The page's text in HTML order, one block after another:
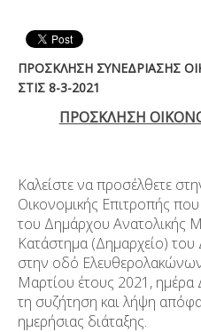
ΠΡΟΣΚΛΗΣΗ ΣΥΝΕΔΡΙΑΣΗΣ
ΣΤΙΣ 8-3-2021
ΠΡΟΣΚΛΗΣΗ
Καλείστε να προσέλθετε
Οικονομικής Επιτροπής
του Δημάρχου Ανατολικής
Κατάστημα (Δημαρχείο)
στην οδό
Μαρτίου έτους 2021, ημέρα
τη συζήτηση και λήψη
ημερήσιας διάταξης.